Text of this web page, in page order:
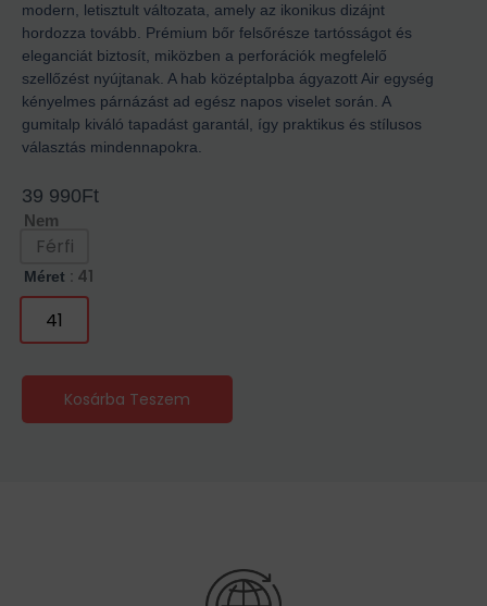
modern, letisztult változata, amely az ikonikus dizájnt
hordozza tovább. Prémium bőr felsőrésze tartósságot és
eleganciát biztosít, miközben a perforációk megfelelő
szellőzést nyújtanak. A hab középtalpba ágyazott Air egység
kényelmes párnázást ad egész napos viselet során. A
gumitalp kiváló tapadást garantál, így praktikus és stílusos
választás mindennapokra.
39 990Ft
Nem
Férfi
Méret : 41
41
Kosárba Teszem